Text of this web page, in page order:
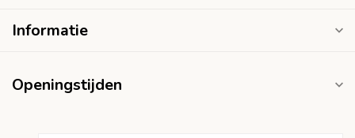
Informatie
Openingstijden